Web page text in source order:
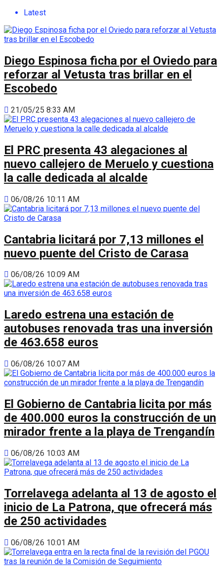
Latest
Diego Espinosa ficha por el Oviedo para
reforzar al Vetusta tras brillar en el
Escobedo
21/05/25 8:33 AM
El PRC presenta 43 alegaciones al
nuevo callejero de Meruelo y cuestiona
la calle dedicada al alcalde
06/08/26 10:11 AM
Cantabria licitará por 7,13 millones el
nuevo puente del Cristo de Carasa
06/08/26 10:09 AM
Laredo estrena una estación de
autobuses renovada tras una inversión
de 463.658 euros
06/08/26 10:07 AM
El Gobierno de Cantabria licita por más
de 400.000 euros la construcción de un
mirador frente a la playa de Trengandín
06/08/26 10:03 AM
Torrelavega adelanta al 13 de agosto el
inicio de La Patrona, que ofrecerá más
de 250 actividades
06/08/26 10:01 AM